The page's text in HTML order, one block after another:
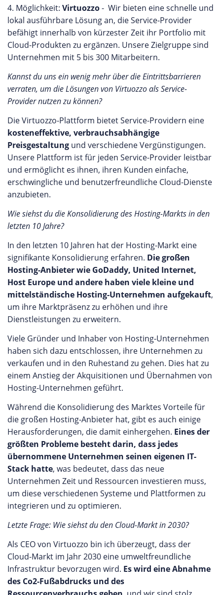
4. Möglichkeit: Virtuozzo- Wir bieten eine schnelle und
lokal ausführbare Lösung an, die Service-Provider
befähigt innerhalb von kürzester Zeit ihr Portfolio mit
Cloud-Produkten zu ergänzen. Unsere Zielgruppe sind
Unternehmen mit 5 bis 300 Mitarbeitern.
Kannst du uns ein wenig mehr über die Eintrittsbarrieren
verraten, um die Lösungen von Virtuozzo als Service-
Provider nutzen zu können?
Die Virtuozzo-Plattform bietet Service-Providern eine
kosteneffektive, verbrauchsabhängige
Preisgestaltung und verschiedene Vergünstigungen.
Unsere Plattform ist für jeden Service-Provider leistbar
und ermöglicht es ihnen, ihren Kunden einfache,
erschwingliche und benutzerfreundliche Cloud-Dienste
anzubieten.
Wie siehst du die Konsolidierung des Hosting-Markts in den
letzten 10 Jahre?
In den letzten 10 Jahren hat der Hosting-Markt eine
signifikante Konsolidierung erfahren. Die großen
Hosting-Anbieter wie GoDaddy, United Internet,
Host Europe und andere haben viele kleine und
mittelständische Hosting-Unternehmen aufgekauft,
um ihre Marktpräsenz zu erhöhen und ihre
Dienstleistungen zu erweitern.
Viele Gründer und Inhaber von Hosting-Unternehmen
haben sich dazu entschlossen, ihre Unternehmen zu
verkaufen und in den Ruhestand zu gehen. Dies hat zu
einem Anstieg der Akquisitionen und Übernahmen von
Hosting-Unternehmen geführt.
Während die Konsolidierung des Marktes Vorteile für
die großen Hosting-Anbieter hat, gibt es auch einige
Herausforderungen, die damit einhergehen. Eines der
größten Probleme besteht darin, dass jedes
übernommene Unternehmen seinen eigenen IT-
Stack hatte, was bedeutet, dass das neue
Unternehmen Zeit und Ressourcen investieren muss,
um diese verschiedenen Systeme und Plattformen zu
integrieren und zu optimieren.
Letzte Frage: Wie siehst du den Cloud-Markt in 2030?
Als CEO von Virtuozzo bin ich überzeugt, dass der
Cloud-Markt im Jahr 2030 eine umweltfreundliche
Infrastruktur bevorzugen wird. Es wird eine Abnahme
des Co2-Fußabdrucks und des